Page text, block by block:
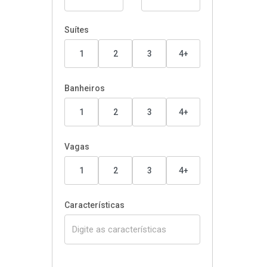
Suítes
1 2 3 4+
Banheiros
1 2 3 4+
Vagas
1 2 3 4+
Características